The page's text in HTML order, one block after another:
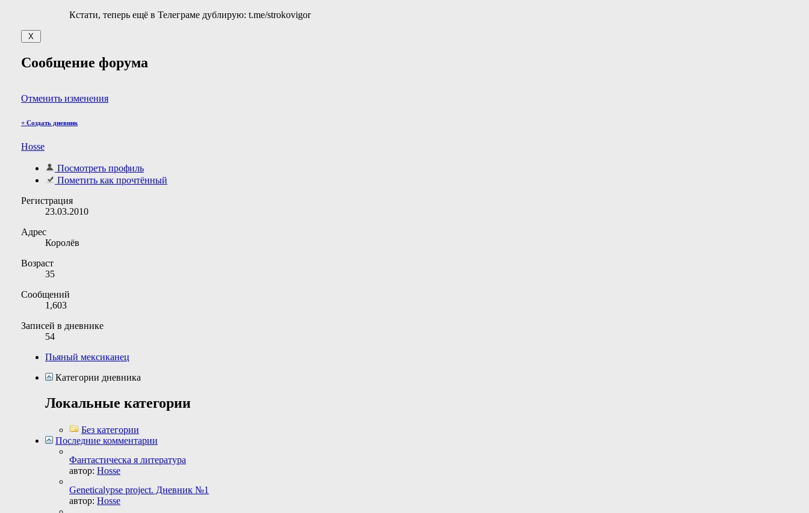
Кстати, теперь ещё в Телеграме дублирую: t.me/strokovigor
Сообщение форума
Отменить изменения
+ Создать дневник
Hosse
Посмотреть профиль
Пометить как прочтённый
Регистрация
23.03.2010
Адрес
Королёв
Возраст
35
Сообщений
1,603
Записей в дневнике
54
Пьяный мексиканец
Категории дневника
Локальные категории
Без категории
Последние комментарии
Фантастическa я литература
автор: Hosse
Geneticalypse project. Дневник №1
автор: Hosse